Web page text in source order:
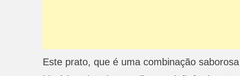
Este prato, que é uma combinação